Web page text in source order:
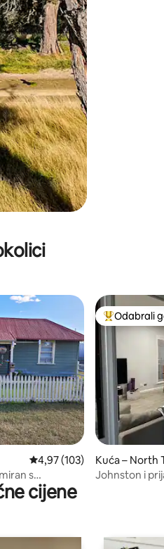
s oznakom „Odabrali gosti”
Prosječna ocjena: 4,97/5,
4,97 (103)
s
Među
Odabrali
Kuća – North
Johnston i
cijene